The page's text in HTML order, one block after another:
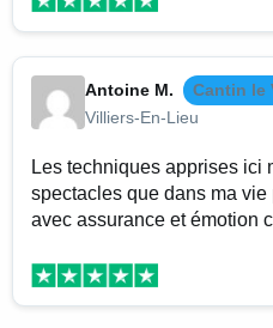
Antoine M.
Cantin le
Villiers-En-Lieu
Les techniques apprises ici
spectacles que dans ma
avec assurance et émotion